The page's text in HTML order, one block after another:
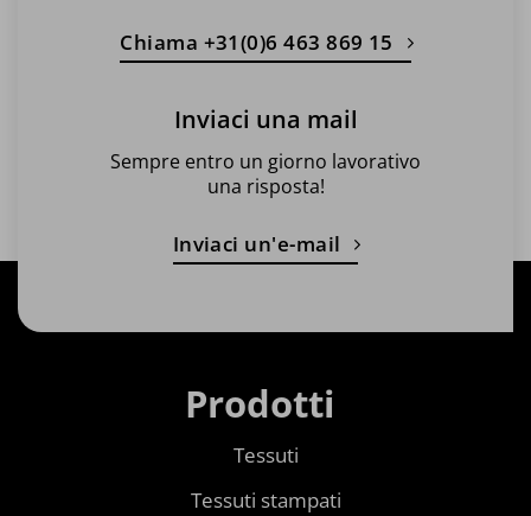
Chiama +31(0)6 463 869 15
Inviaci una mail
Sempre entro un giorno lavorativo
una risposta!
Inviaci un'e-mail
Prodotti
Tessuti
Tessuti stampati